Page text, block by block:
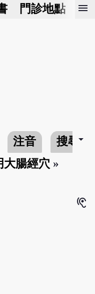
門診地點 預
menu
注音 搜尋arrow_drop_down
大腸經穴 »
hearing